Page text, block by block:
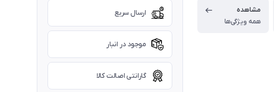
مشاهده
همه ویژگی‌ها
ارسال سریع
موجود در انبار
گارانتی اصالت کالا